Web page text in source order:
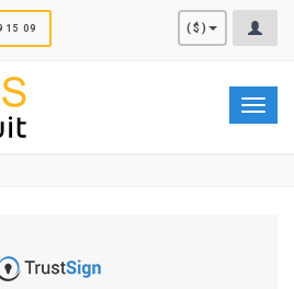
15 09 ($)